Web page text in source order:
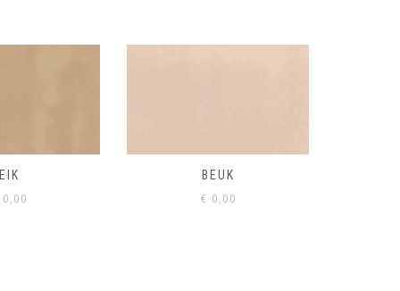
VISONE
€ 0,00